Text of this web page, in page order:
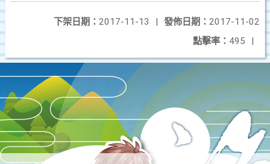
發佈日期： 2017-11-02
下架日期： 2017-11-13
|
點擊率： 495 |